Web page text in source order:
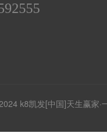
k8凯发[中国]天生赢家·